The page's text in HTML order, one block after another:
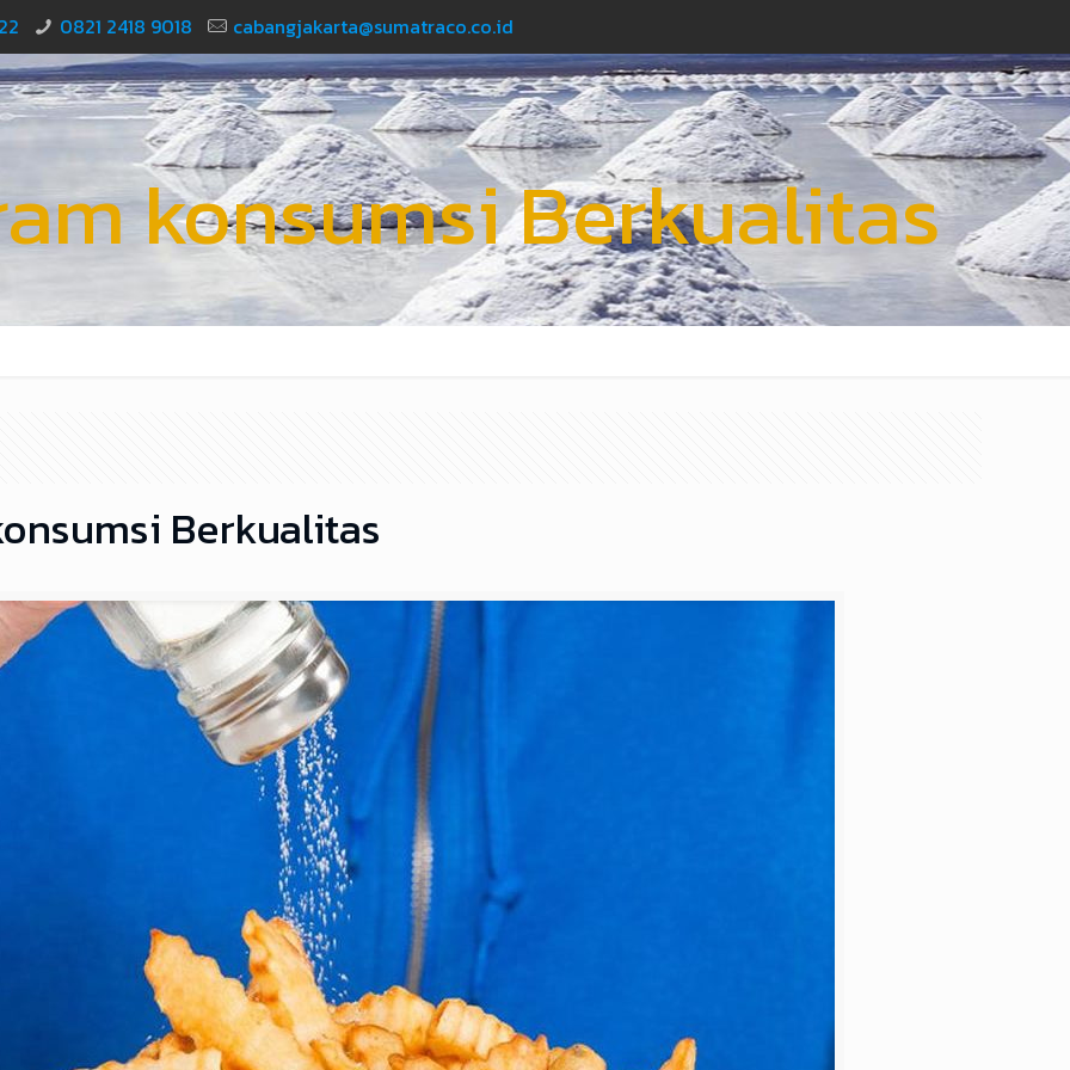
0821 2418 9018 cabangjakarta@sumatraco.co.id
konsumsi Berkualitas
Berkualitas